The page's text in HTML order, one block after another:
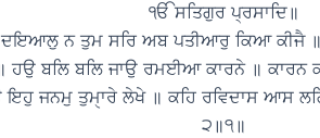
ੴ ਸਤਿਗੁਰ ਪ੍ਰਸਾਦਿ॥
ਦਇਆਲੁ ਨ ਤੁਮ ਸਰਿ ਅਬ ਪਤੀਆਰੁ ਕਿਆ ਕੀਜੈ
ਹਉ ਬਲਿ ਬਲਿ ਜਾਉ ਰਮਈਆ ਕਾਰਨੇ ॥
ਇਹੁ ਜਨਮੁ ਤੁਮੑਾਰੇ ਲੇਖੇ ॥ ਕਹਿ ਰਵਿਦਾਸ ਆਸ
੨॥੧॥